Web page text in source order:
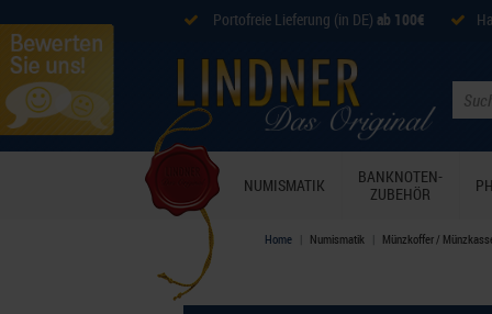
Portofreie Lieferung (in DE) ab 100€
NUMISMATIK
BANKNOTEN-
ZUBEHÖR
Home Numismatik Münzkoffer /